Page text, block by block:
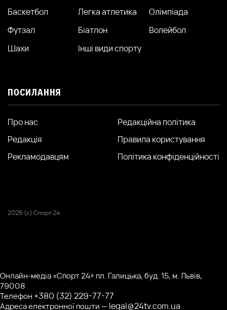
Баскетбол
Легка атлетика
Олімпіада
Футзал
Біатлон
Волейбол
Шахи
Інші види спорту
ПОСИЛАННЯ
Про нас
Редакція
Рекламодавцям
Редакційна політика
Правила користування
Політика конфіденційності
2026 (с) Спорт 24
Онлайн-медіа «Спорт 24» пл. Галицька, буд. 15, м. Львів,
79008
Телефон +380 (32) 229-77-77
Адреса електронної пошти — legal@24tv.com.ua